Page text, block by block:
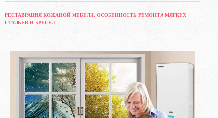
РЕСТАВРАЦИЯ КОЖАНОЙ МЕБЕЛИ. ОСОБЕННОСТЬ РЕМОНТА МЯГКИХ
СТУЛЬЕВ И КРЕСЕЛ